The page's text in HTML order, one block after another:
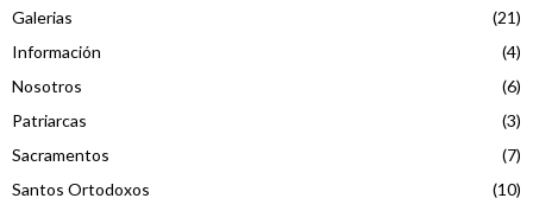
Galerias
(21)
Información
(4)
Nosotros
(6)
Patriarcas
(3)
Sacramentos
(7)
Santos Ortodoxos
(10)